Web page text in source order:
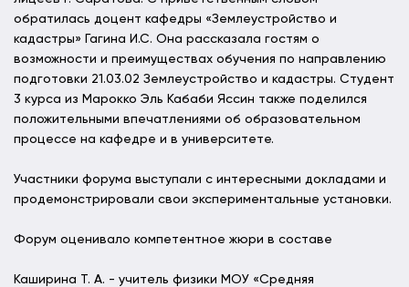
обратилась доцент кафедры «Землеустройство и
кадастры» Гагина И.С. Она рассказала гостям о
возможности и преимуществах обучения по направлению
подготовки 21.03.02 Землеустройство и кадастры. Студент
3 курса из Марокко Эль Кабаби Яссин также поделился
положительными впечатлениями об образовательном
процессе на кафедре и в университете.
Участники форума выступали с интересными докладами и
продемонстрировали свои экспериментальные установки.
Форум оценивало компетентное жюри в составе
Каширина Т. А. - учитель физики МОУ «Средняя